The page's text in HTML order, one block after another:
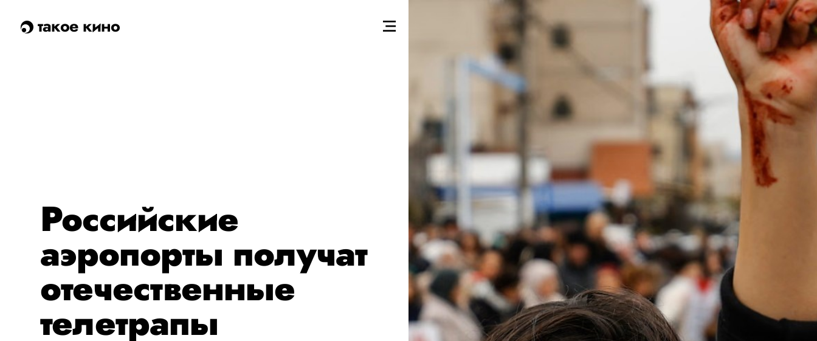
такое кино
Российские
аэропорты получат
отечественные
телетрапы